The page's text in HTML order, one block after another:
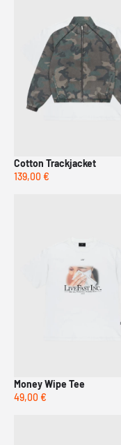
Cotton Trackjacket
139,00 €
Money Wipe Tee
49,00 €